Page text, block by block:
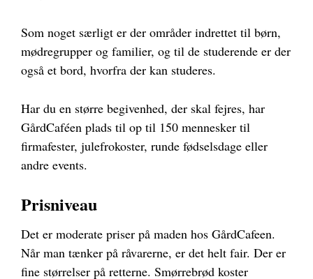
Som noget særligt er der områder indrettet til børn,
mødregrupper og familier, og til de studerende er der
også et bord, hvorfra der kan studeres.
Har du en større begivenhed, der skal fejres, har
GårdCaféen plads til op til 150 mennesker til
firmafester, julefrokoster, runde fødselsdage eller
andre events.
Prisniveau
Det er moderate priser på maden hos GårdCafeen.
Når man tænker på råvarerne, er det helt fair. Der er
fine størrelser på retterne. Smørrebrød koster